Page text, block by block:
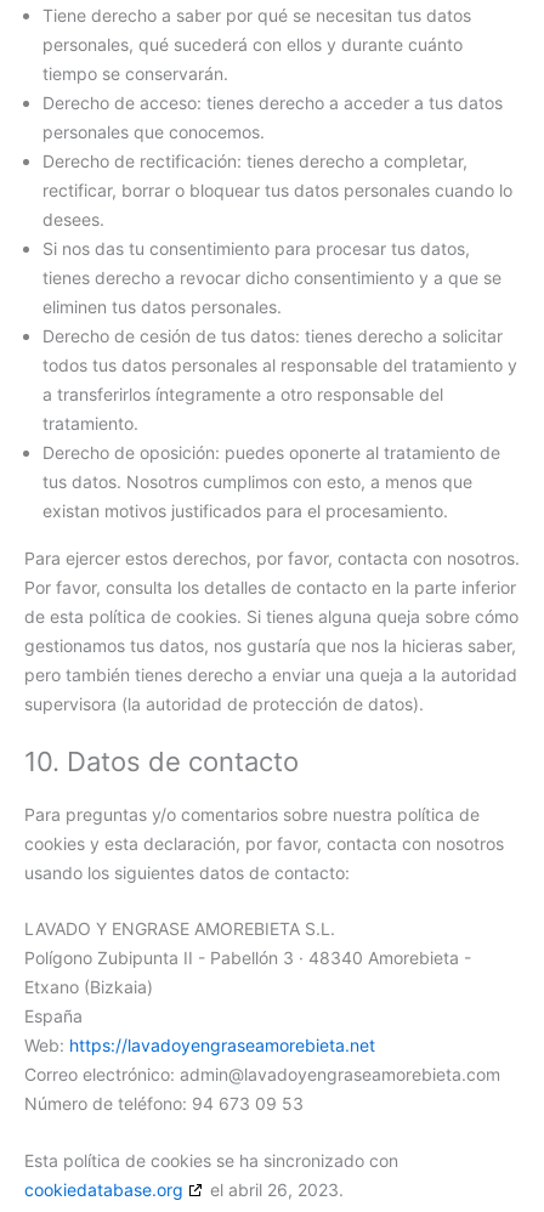
Tiene derecho a saber por qué se necesitan tus datos
personales, qué sucederá con ellos y durante cuánto
tiempo se conservarán.
Derecho de acceso: tienes derecho a acceder a tus datos
personales que conocemos.
Derecho de rectificación: tienes derecho a completar,
rectificar, borrar o bloquear tus datos personales cuando lo
desees.
Si nos das tu consentimiento para procesar tus datos,
tienes derecho a revocar dicho consentimiento y a que se
eliminen tus datos personales.
Derecho de cesión de tus datos: tienes derecho a solicitar
todos tus datos personales al responsable del tratamiento y
a transferirlos íntegramente a otro responsable del
tratamiento.
Derecho de oposición: puedes oponerte al tratamiento de
tus datos. Nosotros cumplimos con esto, a menos que
existan motivos justificados para el procesamiento.
Para ejercer estos derechos, por favor, contacta con nosotros.
Por favor, consulta los detalles de contacto en la parte inferior
de esta política de cookies. Si tienes alguna queja sobre cómo
gestionamos tus datos, nos gustaría que nos la hicieras saber,
pero también tienes derecho a enviar una queja a la autoridad
supervisora (la autoridad de protección de datos).
10. Datos de contacto
Para preguntas y/o comentarios sobre nuestra política de
cookies y esta declaración, por favor, contacta con nosotros
usando los siguientes datos de contacto:
LAVADO Y ENGRASE AMOREBIETA S.L.
Polígono Zubipunta II - Pabellón 3 · 48340 Amorebieta -
Etxano (Bizkaia)
España
Web: https://lavadoyengraseamorebieta.net
Correo electrónico: admin@lavadoyengraseamorebieta.com
Número de teléfono: 94 673 09 53
Esta política de cookies se ha sincronizado con
cookiedatabase.org
el abril 26, 2023.